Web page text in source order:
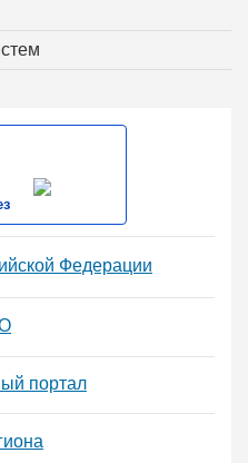
Федерации
портал